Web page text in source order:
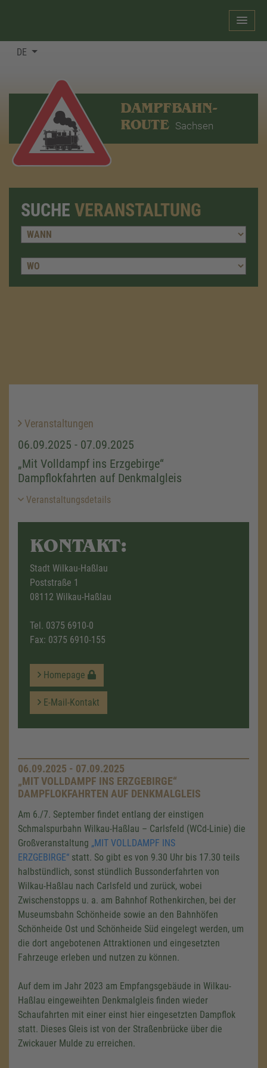
DE
DAMPFBAHN-
ROUTE Sachsen
SUCHE VERANSTALTUNG
Veranstaltungen
06.09.2025 - 07.09.2025
„Mit Volldampf ins Erzgebirge“
Dampflokfahrten auf Denkmalgleis
Veranstaltungsdetails
KONTAKT:
Stadt Wilkau-Haßlau
Poststraße 1
08112 Wilkau-Haßlau
Tel. 0375 6910-0
Fax: 0375 6910-155
Homepage
E-Mail-Kontakt
06.09.2025 - 07.09.2025
„MIT VOLLDAMPF INS ERZGEBIRGE“
DAMPFLOKFAHRTEN AUF DENKMALGLEIS
Am 6./7. September findet entlang der einstigen
Schmalspurbahn Wilkau-Haßlau – Carlsfeld (WCd-Linie) die
Großveranstaltung „MIT VOLLDAMPF INS
ERZGEBIRGE“ statt. So gibt es von 9.30 Uhr bis 17.30 teils
halbstündlich, sonst stündlich Bussonderfahrten von
Wilkau-Haßlau nach Carlsfeld und zurück, wobei
Zwischenstopps u. a. am Bahnhof Rothenkirchen, bei der
Museumsbahn Schönheide sowie an den Bahnhöfen
Schönheide Ost und Schönheide Süd eingelegt werden, um
die dort angebotenen Attraktionen und eingesetzten
Fahrzeuge erleben und nutzen zu können.
Auf dem im Jahr 2023 am Empfangsgebäude in Wilkau-
Haßlau eingeweihten Denkmalgleis finden wieder
Schaufahrten mit einer einst hier eingesetzten Dampflok
statt. Dieses Gleis ist von der Straßenbrücke über die
Zwickauer Mulde zu erreichen.